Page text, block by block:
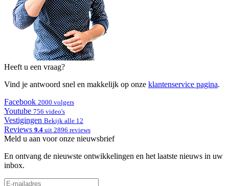
Heeft u een vraag?
Vind je antwoord snel en makkelijk op onze klantenservice pagina.
Facebook 2000 volgers
Youtube 756 video's
Vestigingen Bekijk alle 12
Reviews 9.4 uit 2896 reviews
Meld u aan voor onze nieuwsbrief
En ontvang de nieuwste ontwikkelingen en het laatste nieuws in uw
inbox.